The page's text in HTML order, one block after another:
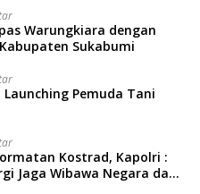
Warungkiara dengan
Kabupaten Sukabumi
Pemuda Tani
Kostrad, Kapolri :
Jaga Wibawa Negara dan